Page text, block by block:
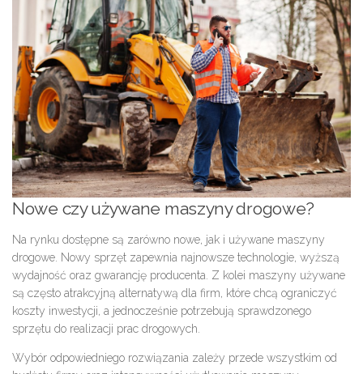
Nowe czy używane maszyny drogowe?
Na rynku dostępne są zarówno nowe, jak i używane maszyny
drogowe. Nowy sprzęt zapewnia najnowsze technologie, wyższą
wydajność oraz gwarancję producenta. Z kolei maszyny używane
są często atrakcyjną alternatywą dla firm, które chcą ograniczyć
koszty inwestycji, a jednocześnie potrzebują sprawdzonego
sprzętu do realizacji prac drogowych.
Wybór odpowiedniego rozwiązania zależy przede wszystkim od